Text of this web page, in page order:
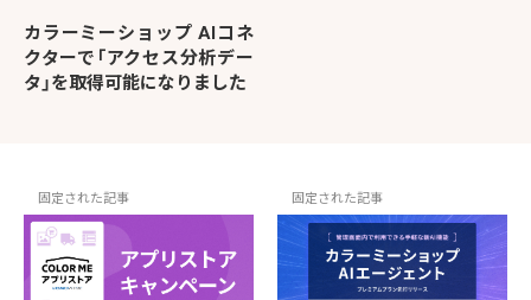
カラーミーショップ AIコネ
クターで「アクセス分析デー
タ」を取得可能になりました
固定された記事 固定された記事